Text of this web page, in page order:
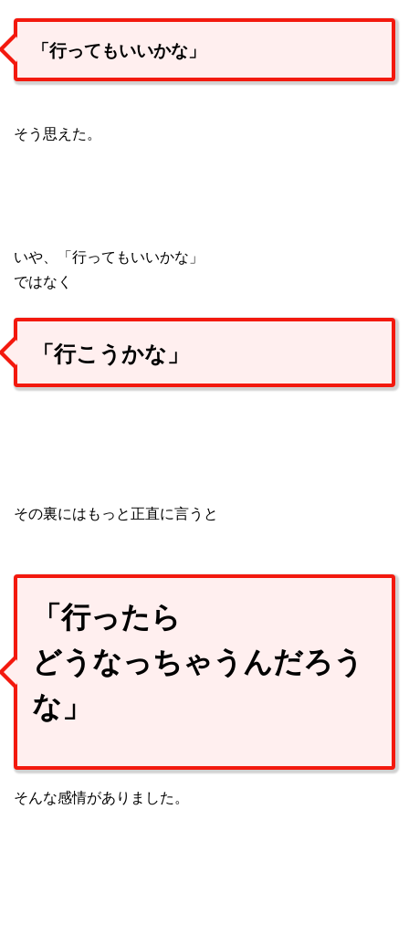
「行ってもいいかな」
そう思えた。
いや、「行ってもいいかな」
ではなく
「行こうかな」
その裏にはもっと正直に言うと
「行ったら
どうなっちゃうんだろう
な」
そんな感情がありました。